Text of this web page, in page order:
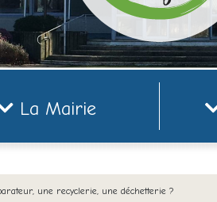
La Mairie
une recyclerie, une déchetterie ?